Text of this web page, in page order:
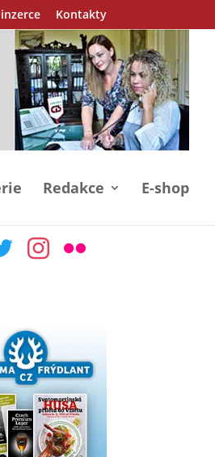
Kontakty
Redakce E-shop
instagram
flickr